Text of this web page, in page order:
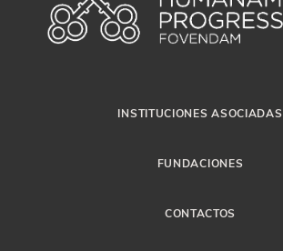
INSTITUCIONES ASOCIADAS
FUNDACIONES
CONTACTOS